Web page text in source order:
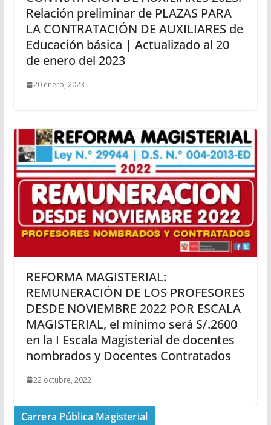
Relación preliminar de PLAZAS PARA
LA CONTRATACIÓN DE AUXILIARES de
Educación básica | Actualizado al 20
de enero del 2023
20 enero, 2023
REFORMA MAGISTERIAL:
REMUNERACIÓN DE LOS PROFESORES
DESDE NOVIEMBRE 2022 POR ESCALA
MAGISTERIAL, el mínimo será S/.2600
en la I Escala Magisterial de docentes
nombrados y Docentes Contratados
22 octubre, 2022
Carrera Pública Magisterial